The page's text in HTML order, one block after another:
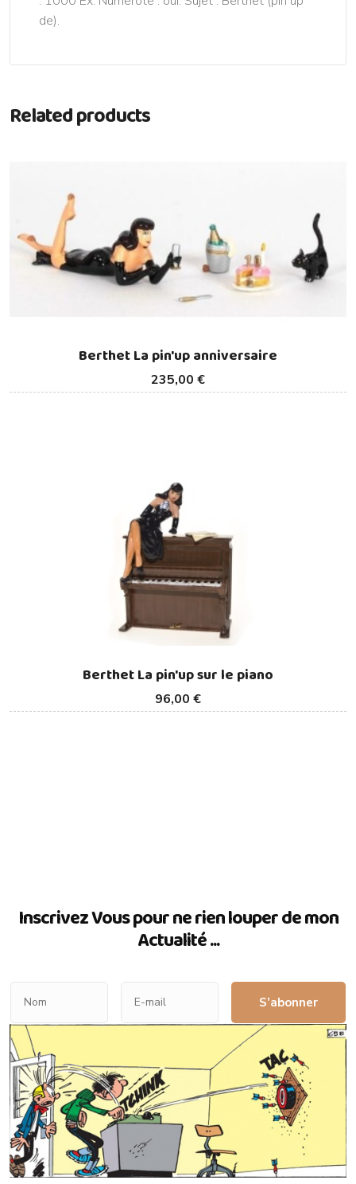
de).
Related products
235,00 €
Berthet La pin'up anniversaire
96,00 €
Berthet La pin'up sur le piano
Inscrivez Vous pour ne rien louper de mon
Actualité ...
S’abonner